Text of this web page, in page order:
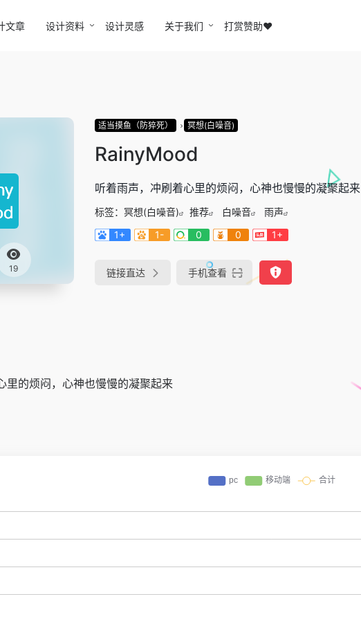
文章 设计资料 设计灵感 关于我们 打赏赞助❤️
19
适当摸鱼（防猝死） 冥想(白噪音)
RainyMood
听着雨声，冲刷着心里的烦闷，心神也慢慢的凝聚起来
标签： 冥想(白噪音) 推荐 白噪音
雨声
1+
1- 0 0 1+
链接直达 手机查看
里的烦闷，心神也慢慢的凝聚起来